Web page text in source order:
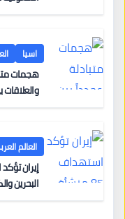
اسيا
هجمات
العالم
البحرين